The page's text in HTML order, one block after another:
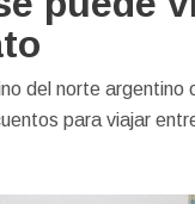
del norte argentino
para viajar